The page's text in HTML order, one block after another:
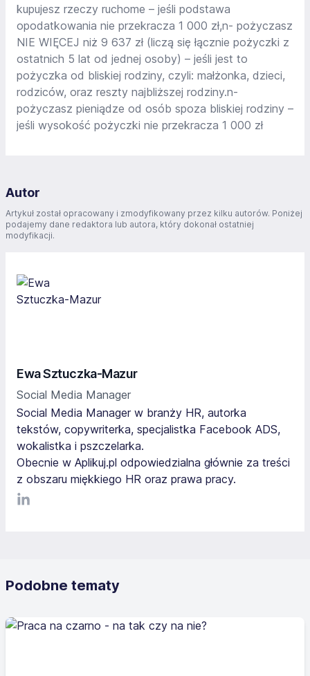
kupujesz rzeczy ruchome – jeśli podstawa
opodatkowania nie przekracza 1 000 zł,n- pożyczasz
NIE WIĘCEJ niż 9 637 zł (liczą się łącznie pożyczki z
ostatnich 5 lat od jednej osoby) – jeśli jest to
pożyczka od bliskiej rodziny, czyli: małżonka, dzieci,
rodziców, oraz reszty najbliższej rodziny.n-
pożyczasz pieniądze od osób spoza bliskiej rodziny –
jeśli wysokość pożyczki nie przekracza 1 000 zł
Autor
Artykuł został opracowany i zmodyfikowany przez kilku autorów. Poniżej
podajemy dane redaktora lub autora, który dokonał ostatniej
modyfikacji.
Ewa Sztuczka-Mazur
Social Media Manager
Social Media Manager w branży HR, autorka
tekstów, copywriterka, specjalistka Facebook ADS,
wokalistka i pszczelarka.
Obecnie w Aplikuj.pl odpowiedzialna głównie za treści
z obszaru miękkiego HR oraz prawa pracy.
LinkediIn
Podobne tematy